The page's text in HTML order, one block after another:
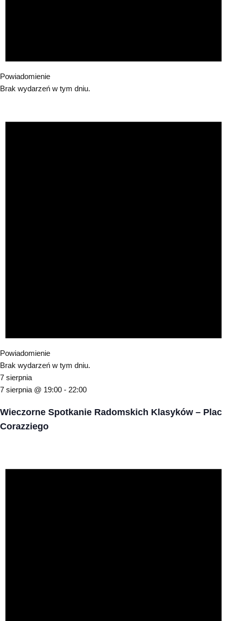
Powiadomienie
Brak wydarzeń w tym dniu.
Powiadomienie
Brak wydarzeń w tym dniu.
7 sierpnia
7 sierpnia @ 19:00 - 22:00
Wieczorne Spotkanie Radomskich Klasyków – Plac
Corazziego